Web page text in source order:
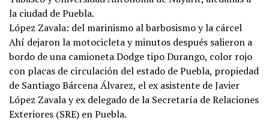
la ciudad de Puebla.
López Zavala: del marinismo al barbosismo y la cárcel
Ahí dejaron la motocicleta y minutos después salieron a
bordo de una camioneta Dodge tipo Durango, color rojo
con placas de circulación del estado de Puebla, propiedad
de Santiago Bárcena Álvarez, el ex asistente de Javier
López Zavala y ex delegado de la Secretaría de Relaciones
Exteriores (SRE) en Puebla.